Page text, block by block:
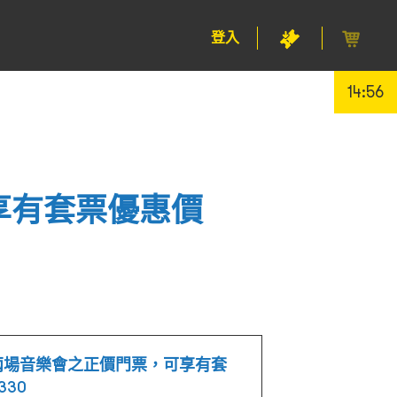
登入
14:56
有套票優惠價
場音樂會之正價門票，可享有套